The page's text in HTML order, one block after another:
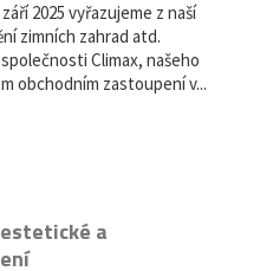
2025 vyřazujeme z naší
zimních zahrad atd.
Climax, našeho
obchodním zastoupení v...
a